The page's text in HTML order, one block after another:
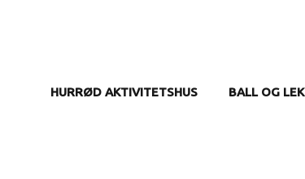
HURRØD AKTIVITETSHUS BALL OG LEK